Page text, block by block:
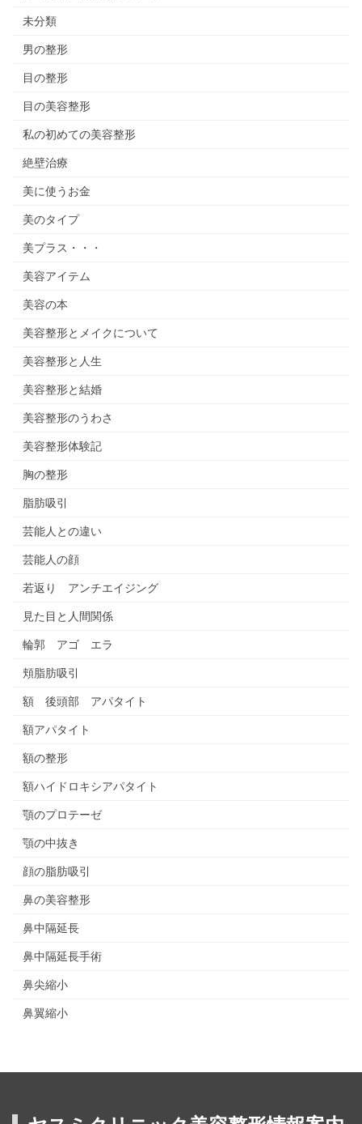
未分類
男の整形
目の整形
目の美容整形
私の初めての美容整形
絶壁治療
美に使うお金
美のタイプ
美プラス・・・
美容アイテム
美容の本
美容整形とメイクについて
美容整形と人生
美容整形と結婚
美容整形のうわさ
美容整形体験記
胸の整形
脂肪吸引
芸能人との違い
芸能人の顔
若返り アンチエイジング
見た目と人間関係
輪郭 アゴ エラ
頬脂肪吸引
額 後頭部 アパタイト
額アパタイト
額の整形
額ハイドロキシアパタイト
顎のプロテーゼ
顎の中抜き
顔の脂肪吸引
鼻の美容整形
鼻中隔延長
鼻中隔延長手術
鼻尖縮小
鼻翼縮小